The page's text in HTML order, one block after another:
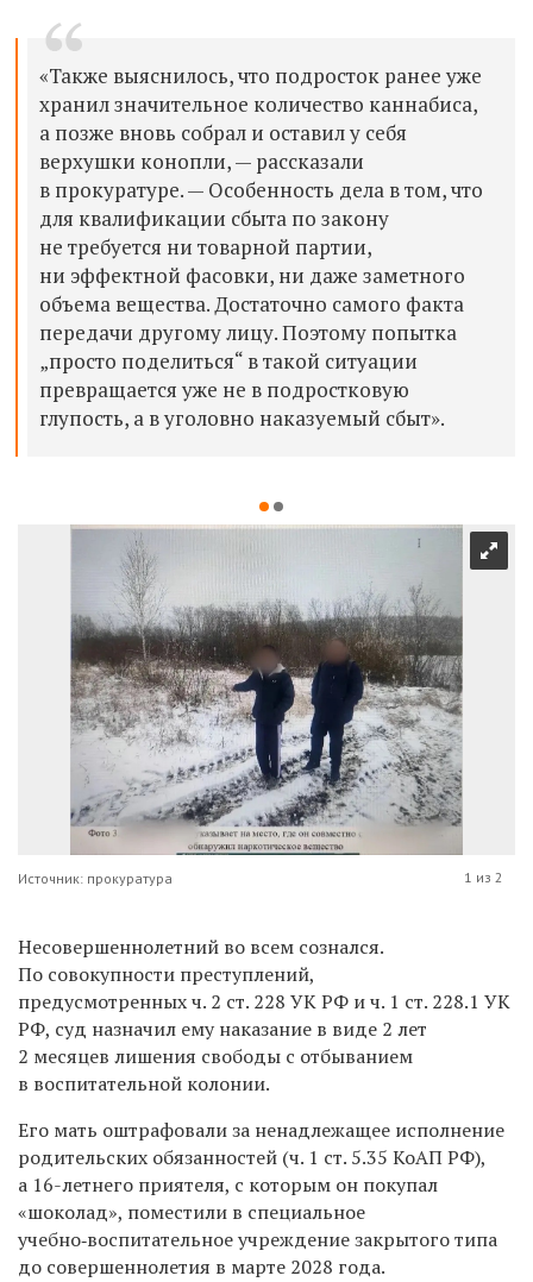
«Также выяснилось, что подросток ранее уже
хранил значительное количество каннабиса,
а позже вновь собрал и оставил у себя
верхушки конопли, — рассказали
в прокуратуре. — Особенность дела в том, что
для квалификации сбыта по закону
не требуется ни товарной партии,
ни эффектной фасовки, ни даже заметного
объема вещества. Достаточно самого факта
передачи другому лицу. Поэтому попытка
„просто поделиться“ в такой ситуации
превращается уже не в подростковую
глупость, а в уголовно наказуемый сбыт».
Источник: прокуратура 1 из 2
Несовершеннолетний во всем сознался.
По совокупности преступлений,
предусмотренных ч. 2 ст. 228 УК РФ и ч. 1 ст. 228.1 УК
РФ, суд назначил ему наказание в виде 2 лет
2 месяцев лишения свободы с отбыванием
в воспитательной колонии.
Его мать оштрафовали за ненадлежащее исполнение
родительских обязанностей (ч. 1 ст. 5.35 КоАП РФ),
а 16-летнего приятеля, с которым он покупал
«шоколад», поместили в специальное
учебно‑воспитательное учреждение закрытого типа
до совершеннолетия в марте 2028 года.